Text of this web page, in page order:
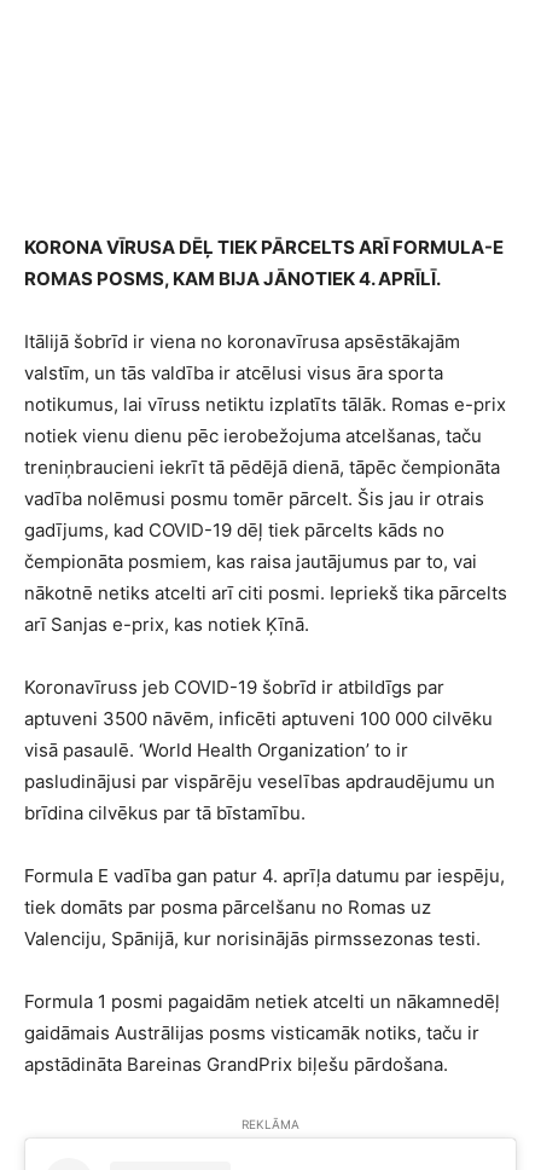
KORONA VĪRUSA DĒĻ TIEK PĀRCELTS ARĪ FORMULA-E
ROMAS POSMS, KAM BIJA JĀNOTIEK 4. APRĪLĪ.
Itālijā šobrīd ir viena no koronavīrusa apsēstākajām
valstīm, un tās valdība ir atcēlusi visus āra sporta
notikumus, lai vīruss netiktu izplatīts tālāk. Romas e-prix
notiek vienu dienu pēc ierobežojuma atcelšanas, taču
treniņbraucieni iekrīt tā pēdējā dienā, tāpēc čempionāta
vadība nolēmusi posmu tomēr pārcelt. Šis jau ir otrais
gadījums, kad COVID-19 dēļ tiek pārcelts kāds no
čempionāta posmiem, kas raisa jautājumus par to, vai
nākotnē netiks atcelti arī citi posmi. Iepriekš tika pārcelts
arī Sanjas e-prix, kas notiek Ķīnā.
Koronavīruss jeb COVID-19 šobrīd ir atbildīgs par
aptuveni 3500 nāvēm, inficēti aptuveni 100 000 cilvēku
visā pasaulē. ‘World Health Organization’ to ir
pasludinājusi par vispārēju veselības apdraudējumu un
brīdina cilvēkus par tā bīstamību.
Formula E vadība gan patur 4. aprīļa datumu par iespēju,
tiek domāts par posma pārcelšanu no Romas uz
Valenciju, Spānijā, kur norisinājās pirmssezonas testi.
Formula 1 posmi pagaidām netiek atcelti un nākamnedēļ
gaidāmais Austrālijas posms visticamāk notiks, taču ir
apstādināta Bareinas GrandPrix biļešu pārdošana.
REKLĀMA